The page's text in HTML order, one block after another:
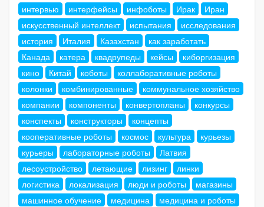
интервью
интерфейсы инфоботы Ирак
Иран
искусственный интеллект
испытания
исследования
история
Италия Казахстан
как заработать
Канада
катера квадрупеды кейсы
киборгизация
кино
Китай коботы
коллаборативные роботы
колонки
комбинированные
коммунальное хозяйство
компании
компоненты конвертопланы
конкурсы
конспекты
конструкторы
концепты
кооперативные роботы
космос культура
курьезы
курьеры
лабораторные роботы
Латвия
лесоустройство
летающие лизинг
линки
логистика
локализация люди и роботы
магазины
машинное обучение
медицина
медицина и роботы